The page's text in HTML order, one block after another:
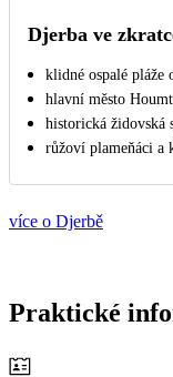
Djerba ve
klidné ospalé
hlavní město
historická židovská
růžoví plameňáci a
více o Djerbě
Praktické